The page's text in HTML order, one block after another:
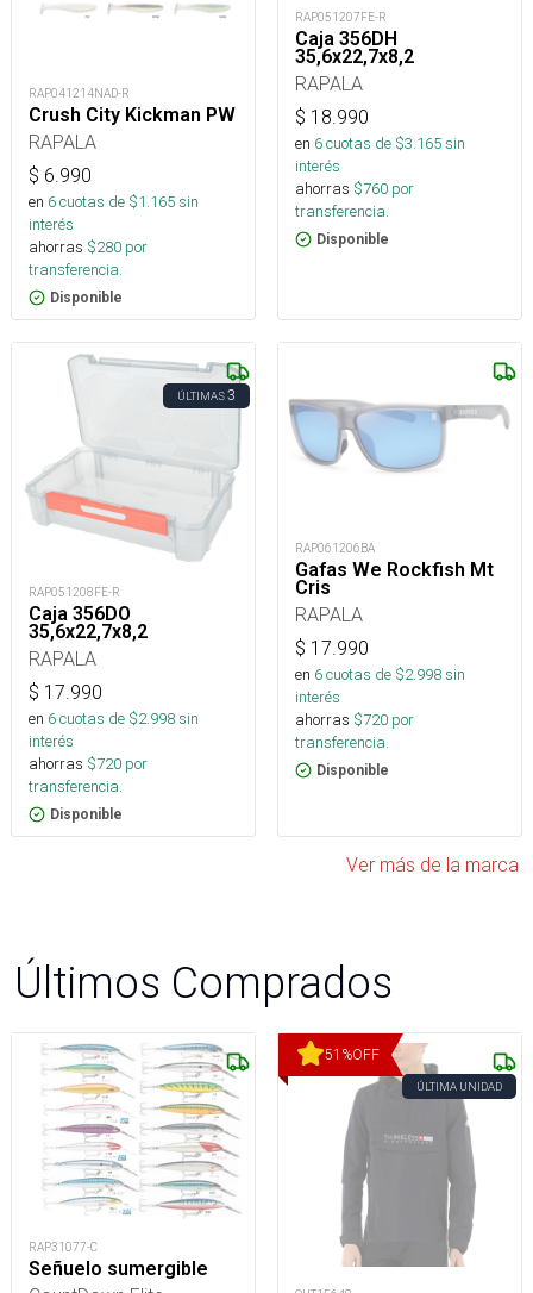
RAP041214NAD-R
Crush City Kickman PW
RAPALA
$ 6.990
en 6cuotas de $1.165sin
interés
ahorras $280 por
transferencia.
Disponible
RAP051207FE-R
Caja 356DH
35,6x22,7x8,2
RAPALA
$ 18.990
en 6cuotas de $3.165sin
interés
ahorras $760 por
transferencia.
Disponible
ÚLTIMAS3
RAP051208FE-R
Caja 356DO
35,6x22,7x8,2
RAPALA
$ 17.990
en 6cuotas de $2.998sin
interés
ahorras $720 por
transferencia.
Disponible
RAP061206BA
Gafas We Rockfish Mt
Cris
RAPALA
$ 17.990
en 6cuotas de $2.998sin
interés
ahorras $720 por
transferencia.
Disponible
Ver más de la marca
Últimos Comprados
RAP31077-C
Señuelo sumergible
51 %OFF
ÚLTIMA UNIDAD